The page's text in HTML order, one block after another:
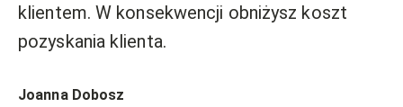
klientem. W konsekwencji obniżysz koszt
pozyskania klienta.
Joanna Dobosz